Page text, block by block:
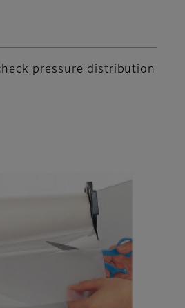
pressure distribution